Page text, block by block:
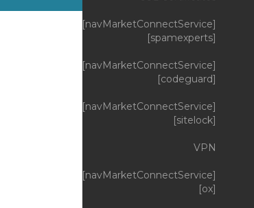
[navMarketConnectService]
[spamexperts]
[navMarketConnectService]
[codeguard]
[navMarketConnectService]
[sitelock]
VPN
[navMarketConnectService]
[ox]